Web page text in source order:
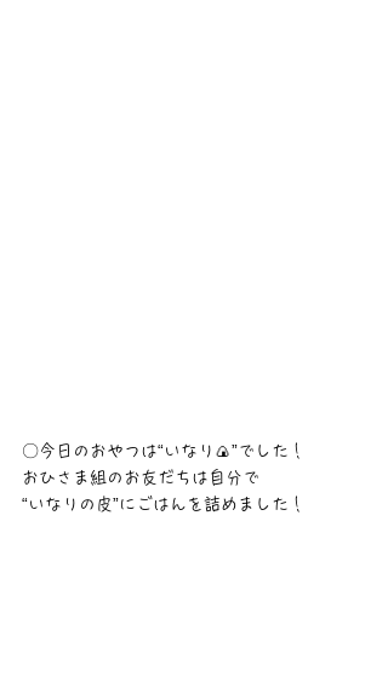
〇今日のおやつは“いなり🍙”でした！
おひさま組のお友だちは自分で
“いなりの皮”にごはんを詰めました！